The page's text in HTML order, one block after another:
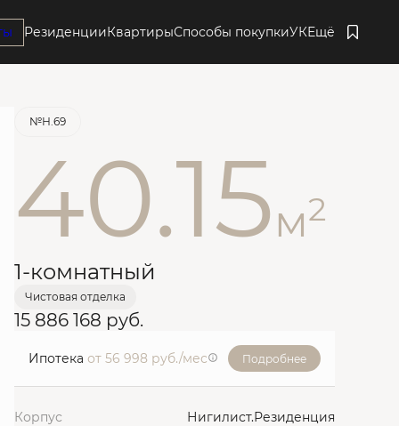
РезиденцииКвартирыСпособы покупкиУКЕщё
Забронировать
№Н.69
40.15м2
1-комнатный
Чистовая отделка
15 886 168 руб.
Ипотека от 56 998 руб./мес Подробнее
Корпус
Нигилист.Резиденция